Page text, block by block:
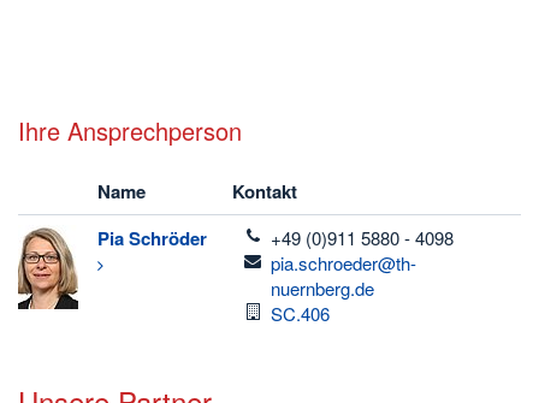
Ihre Ansprechperson
Name
Kontakt
PiaSchröder telefon
+49 (0)911 5880 - 4098
email
pia.schroeder@th-
nuernberg.de
Raum
SC.406